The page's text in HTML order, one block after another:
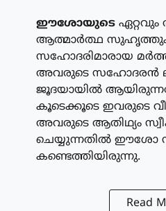
ഈശോയുടെ
ആത്മാര്‍ത്ഥ
സഹോദരിമാരായ
അവരുടെ സഹോദരന്‍
ജൂദയായില്‍
കൂടെക്കൂടെ ഇവരുടെ
അവരുടെ ആതിഥ്യം
ചെയ്യുന്നതില്‍ ഈശോ
കണ്ടെത്തിയിരുന്നു.
Read